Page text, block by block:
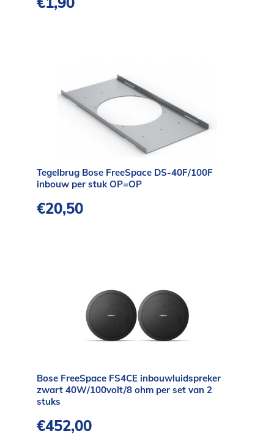
Tegelbrug Bose FreeSpace DS-40F/100F
inbouw per stuk OP=OP
€20,50
Bose FreeSpace FS4CE inbouwluidspreker
zwart 40W/100volt/8 ohm per set van 2
stuks
€452,00